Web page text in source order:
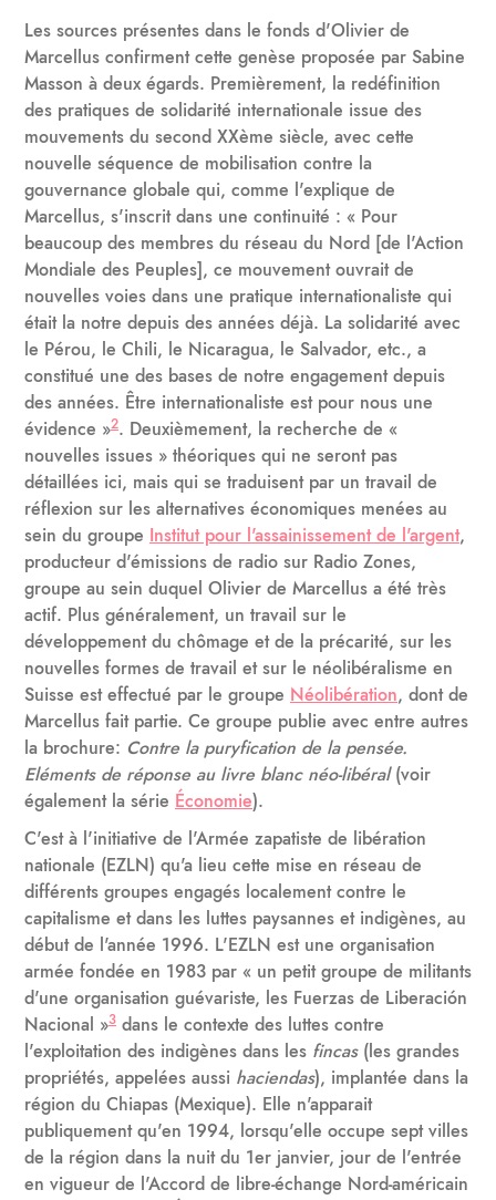
Les sources présentes dans le fonds d'Olivier de
Marcellus confirment cette genèse proposée par Sabine
Masson à deux égards. Premièrement, la redéfinition
des pratiques de solidarité internationale issue des
mouvements du second XXème siècle, avec cette
nouvelle séquence de mobilisation contre la
gouvernance globale qui, comme l'explique de
Marcellus, s'inscrit dans une continuité : « Pour
beaucoup des membres du réseau du Nord [de l'Action
Mondiale des Peuples], ce mouvement ouvrait de
nouvelles voies dans une pratique internationaliste qui
était la notre depuis des années déjà. La solidarité avec
le Pérou, le Chili, le Nicaragua, le Salvador, etc., a
constitué une des bases de notre engagement depuis
des années. Être internationaliste est pour nous une
évidence »2. Deuxièmement, la recherche de «
nouvelles issues » théoriques qui ne seront pas
détaillées ici, mais qui se traduisent par un travail de
réflexion sur les alternatives économiques menées au
sein du groupe Institut pour l'assainissement de l'argent,
producteur d'émissions de radio sur Radio Zones,
groupe au sein duquel Olivier de Marcellus a été très
actif. Plus généralement, un travail sur le
développement du chômage et de la précarité, sur les
nouvelles formes de travail et sur le néolibéralisme en
Suisse est effectué par le groupe Néolibération, dont de
Marcellus fait partie. Ce groupe publie avec entre autres
la brochure: Contre la puryfication de la pensée.
Eléments de réponse au livre blanc néo-libéral(voir
également la série Économie).
C'est à l'initiative de l'Armée zapatiste de libération
nationale (EZLN) qu'a lieu cette mise en réseau de
différents groupes engagés localement contre le
capitalisme et dans les luttes paysannes et indigènes, au
début de l'année 1996. L'EZLN est une organisation
armée fondée en 1983 par « un petit groupe de militants
d'une organisation guévariste, les Fuerzas de Liberación
Nacional »3 dans le contexte des luttes contre
l'exploitation des indigènes dans les fincas(les grandes
propriétés, appelées aussi haciendas), implantée dans la
région du Chiapas (Mexique). Elle n'apparait
publiquement qu'en 1994, lorsqu'elle occupe sept villes
de la région dans la nuit du 1er janvier, jour de l'entrée
en vigueur de l'Accord de libre-échange Nord-américain